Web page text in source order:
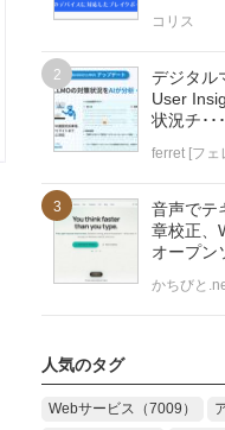
コリス
デジタル
User
状況チ･･･
ferret [フェ
音声でテ
章校正、
オープン
かちびと
人気のタグ
Webサービス（7009）